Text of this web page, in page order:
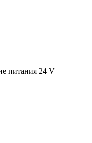
питания 24 V